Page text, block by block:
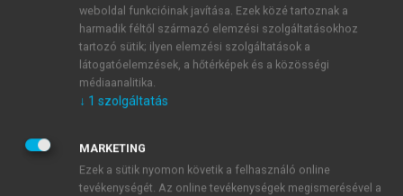
TARTALOMJEGYZÉK
weboldal funkcióinak javítása. Ezek közé tartoznak a
harmadik féltől származó elemzési szolgáltatásokhoz
tartozó sütik; ilyen elemzési szolgáltatások a
látogatóelemzések, a hőtérképek és a közösségi
médiaanalitika.
↓ 1 szolgáltatás
MARKETING
Ezek a sütik nyomon követik a felhasználó online
tevékenységét. Az online tevékenységek megismerésével a